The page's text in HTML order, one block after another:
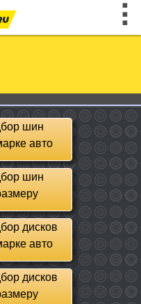
шин
авто
шин
дисков
авто
дисков